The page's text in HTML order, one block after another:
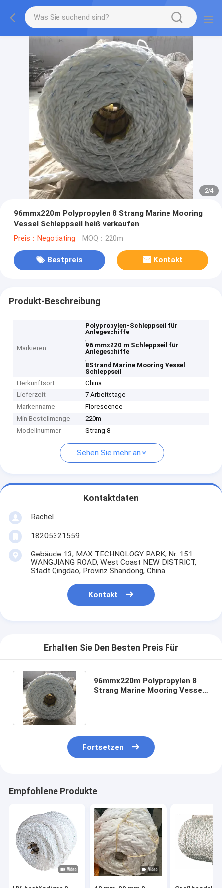
2/4
96mmx220m Polypropylen 8 Strang Marine Mooring
Vessel Schleppseil heiß verkaufen
Preis：Negotiating MOQ：220m
Bestpreis Kontakt
Produkt-Beschreibung
Markieren
Polypropylen-Schleppseil für
Anlegeschiffe
,
96 mmx220 m Schleppseil für
Anlegeschiffe
,
8Strand Marine Mooring Vessel
Schleppseil
Herkunftsort
China
Lieferzeit
7 Arbeitstage
Markenname
Florescence
Min Bestellmenge
220m
Modellnummer
Strang 8
Sehen Sie mehr an
Kontaktdaten
Rachel
18205321559
Gebäude 13, MAX TECHNOLOGY PARK, Nr. 151
WANGJIANG ROAD, West Coast NEW DISTRICT,
Stadt Qingdao, Provinz Shandong, China
Kontakt
Erhalten Sie Den Besten Preis Für
96mmx220m Polypropylen 8
Strang Marine Mooring Vessel
Fortsetzen
Empfohlene Produkte